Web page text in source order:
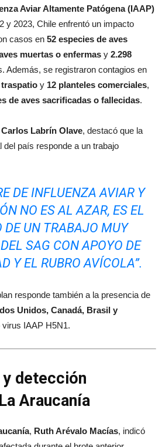
Aviar Altamente Patógena (IAAP)
y 2023, Chile enfrentó un impacto
casos en 52 especies de aves
muertas o enfermas y 2.298
Además, se registraron contagios en
traspatio y 12 planteles comerciales,
de aves sacrificadas o fallecidas.
Carlos Labrín Olave, destacó que la
del país responde a un trabajo
DE INFLUENZA AVIAR Y
NO ES AL AZAR, ES EL
DE UN TRABAJO MUY
SAG CON APOYO DE
Y EL RUBRO AVÍCOLA”.
responde también a la presencia de
Unidos, Canadá, Brasil y
IAAP H5N1.
detección
Araucanía
, Ruth Arévalo Macías, indicó